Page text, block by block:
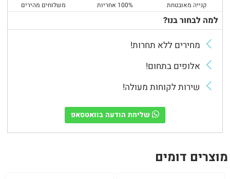
קנייה מאובטחת 100% אחריות משלוחים מהירים
למה לבחור בנו?
מחירים ללא תחרות!
אלופים בתחום!
שירות לקוחות מעולה!
שליחת הודעה בוואטסאפ
מוצרים דומים